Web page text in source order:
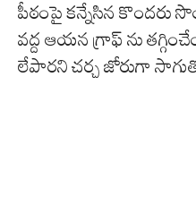
పీఠంపై కన్నేసిన కొందరు
వద్ద ఆయన గ్రాఫ్ ను
లేపారని చర్చ జోరుగా